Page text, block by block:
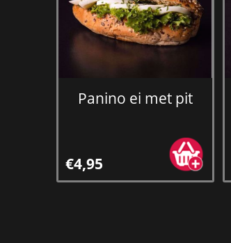
Panino ei met pit
€4,95